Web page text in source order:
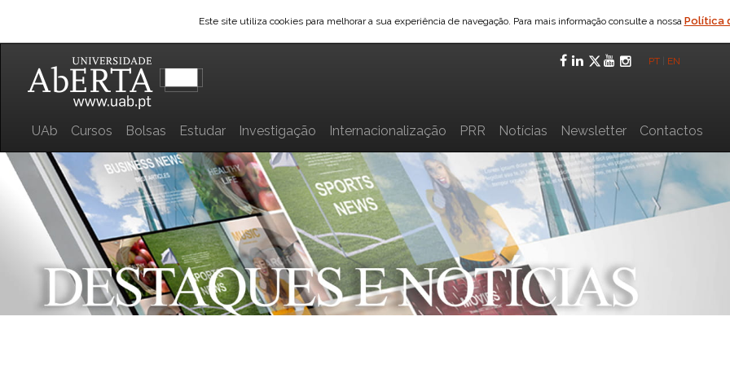
Este site utiliza cookies para melhorar a sua experiência de navegação. Para mais informação consulte a nossa Política
Facebook
LinkedIn
Twitter
YouTube
PT EN
UAb Cursos Bolsas Estudar Investigação Internacionalização PRR Notícias Newsletter Contactos